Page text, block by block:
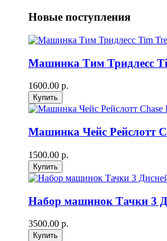
Новые поступления
Машинка Тим Тридлесс
1600.00 р.
Машинка Чейс Рейслотт
1500.00 р.
Набор машинок Тачки 3
3500.00 р.